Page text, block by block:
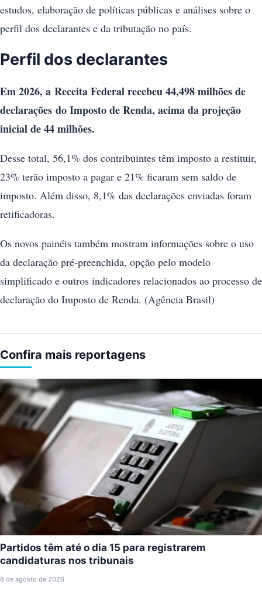
estudos, elaboração de políticas públicas e análises sobre o
perfil dos declarantes e da tributação no país.
Perfil dos declarantes
Em 2026, a Receita Federal recebeu 44,498 milhões de
declarações do Imposto de Renda, acima da projeção
inicial de 44 milhões.
Desse total, 56,1% dos contribuintes têm imposto a restituir,
23% terão imposto a pagar e 21% ficaram sem saldo de
imposto. Além disso, 8,1% das declarações enviadas foram
retificadoras.
Os novos painéis também mostram informações sobre o uso
da declaração pré-preenchida, opção pelo modelo
simplificado e outros indicadores relacionados ao processo de
declaração do Imposto de Renda. (Agência Brasil)
Confira mais reportagens
Partidos têm até o dia 15 para registrarem
candidaturas nos tribunais
8 de agosto de 2026